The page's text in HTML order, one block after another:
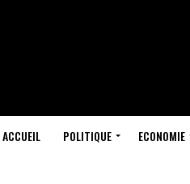
ACCUEIL POLITIQUE ECONOMIE